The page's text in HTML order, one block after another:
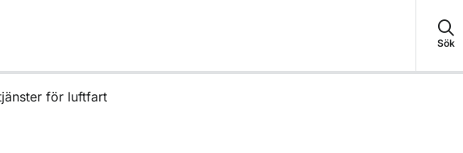
Sök
för luftfart